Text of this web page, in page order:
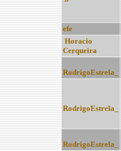
efe
Horacio
Cerqueira
RodrigoEstrela_
RodrigoEstrela_
RodrigoEstrela_